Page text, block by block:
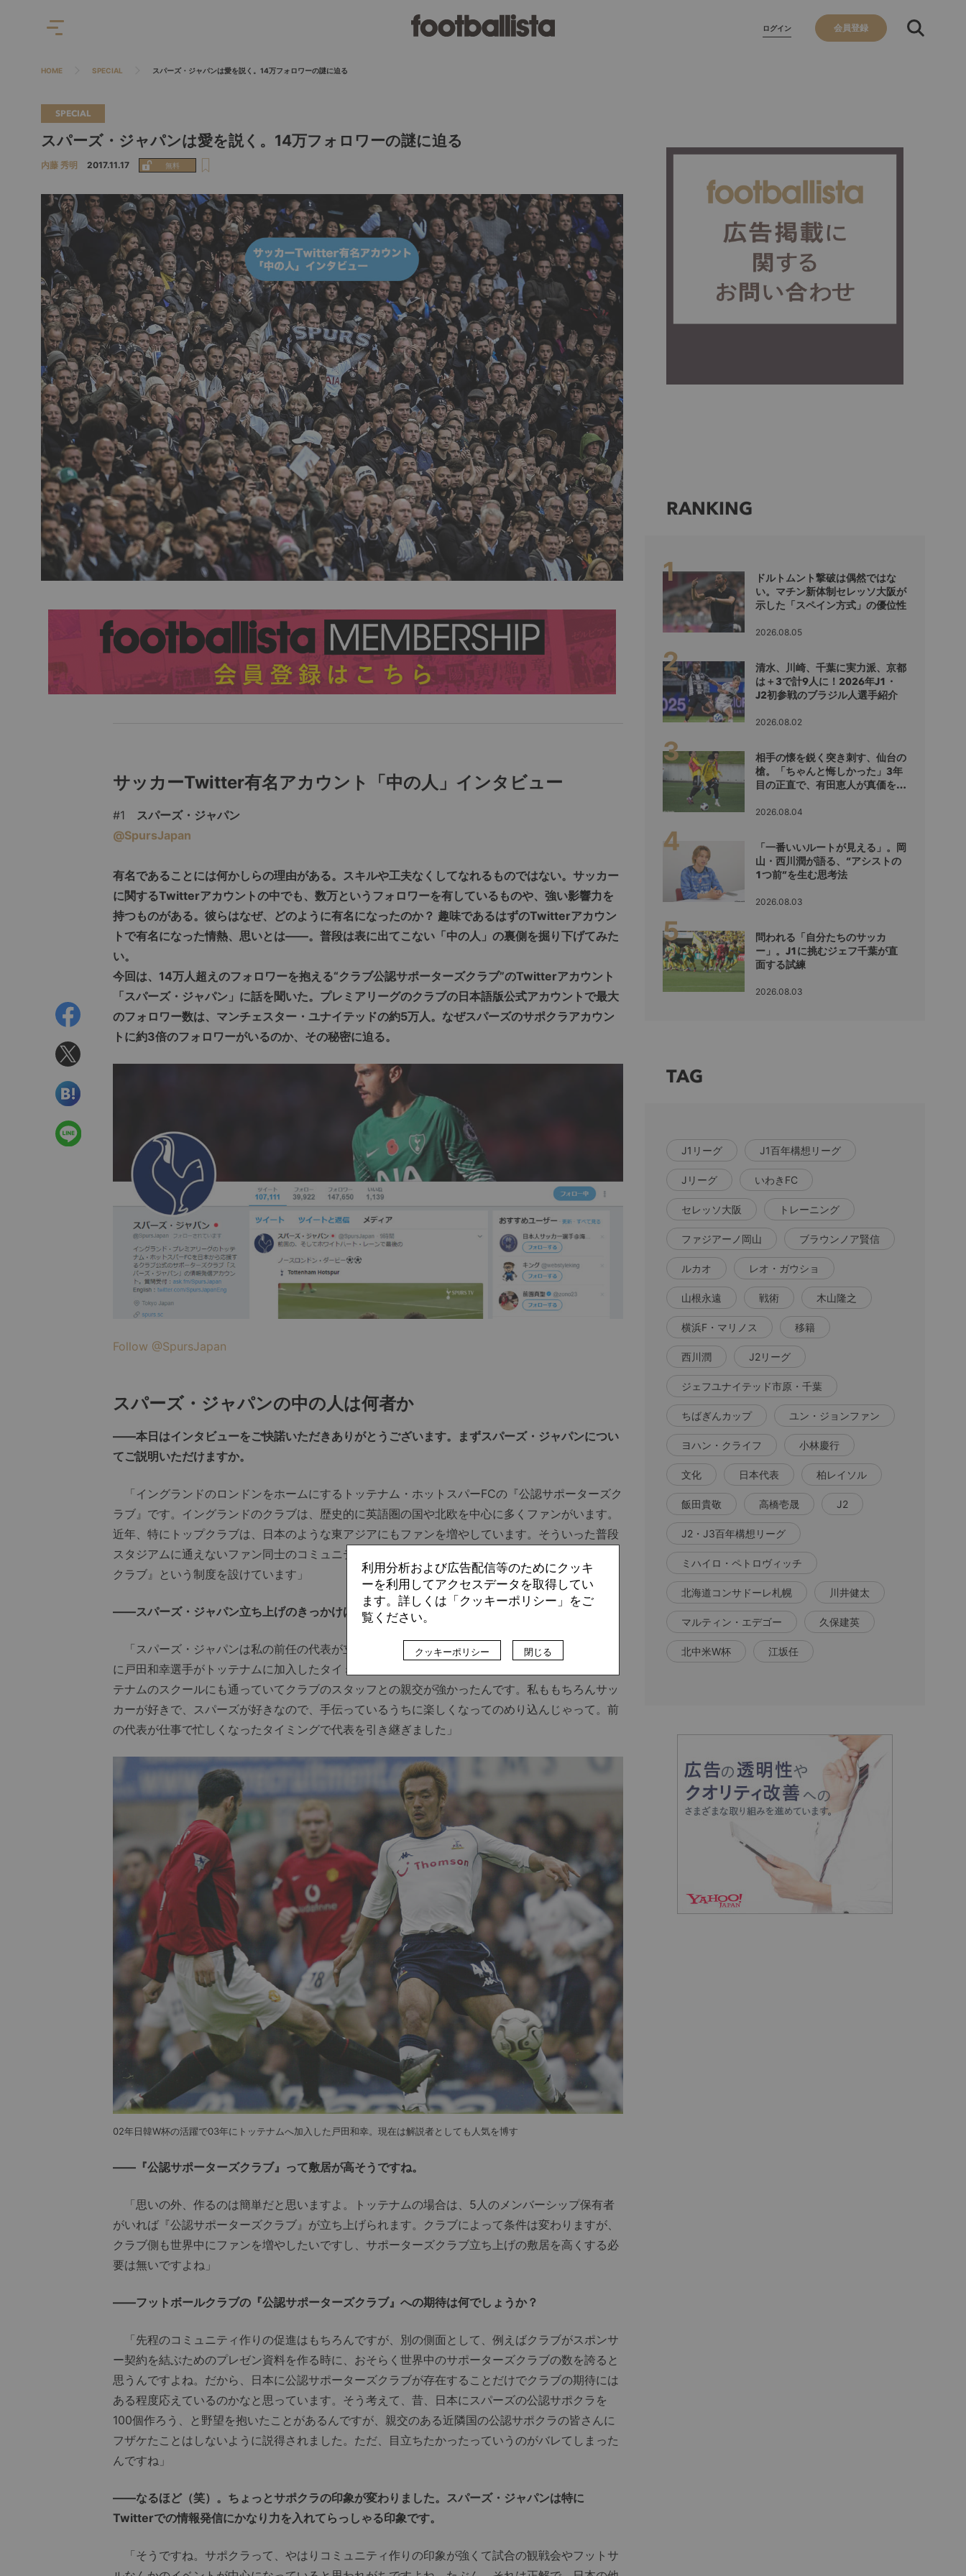
ログイン 会員登録
HOME SPECIAL スパーズ・ジャパンは愛を説く。14万フォロワーの謎に迫る
SPECIAL
スパーズ・ジャパンは愛を説く。14万フォロワーの謎に迫る
内藤 秀明 2017.11.17
サッカーTwitter有名アカウント「中の人」インタビュー
#1 スパーズ・ジャパン
@SpursJapan
有名であることには何かしらの理由がある。スキルや工夫なくしてなれるものではない。サッカー
に関するTwitterアカウントの中でも、数万というフォロワーを有しているものや、強い影響力を
持つものがある。彼らはなぜ、どのように有名になったのか？ 趣味であるはずのTwitterアカウン
トで有名になった情熱、思いとは――。普段は表に出てこない「中の人」の裏側を掘り下げてみた
い。
今回は、14万人超えのフォロワーを抱える“クラブ公認サポーターズクラブ”のTwitterアカウント
「スパーズ・ジャパン」に話を聞いた。プレミアリーグのクラブの日本語版公式アカウントで最大
のフォロワー数は、マンチェスター・ユナイテッドの約5万人。なぜスパーズのサポクラアカウン
トに約3倍のフォロワーがいるのか、その秘密に迫る。
Follow @SpursJapan
スパーズ・ジャパンの中の人は何者か
――本日はインタビューをご快諾いただきありがとうございます。まずスパーズ・ジャパンについ
てご説明いただけますか。
「イングランドのロンドンをホームにするトッテナム・ホットスパーFCの『公認サポーターズク
ラブ』です。イングランドのクラブは、歴史的に英語圏の国や北欧を中心に多くファンがいます。
近年、特にトップクラブは、日本のような東アジアにもファンを増やしています。そういった普段
スタジアムに通えないファン同士のコミュニティ形成を促すために、クラブが『公認サポーターズ
クラブ』という制度を設けています」
――スパーズ・ジャパン立ち上げのきっかけは？
「スパーズ・ジャパンは私の前任の代表が立ち上げたんですよ。2002年のワールドカップの後
に戸田和幸選手がトッテナムに加入したタイミングで。前任の代表はロンドン在住で幼少期にトッ
テナムのスクールにも通っていてクラブのスタッフとの親交が強かったんです。私ももちろんサッ
カーが好きで、スパーズが好きなので、手伝っているうちに楽しくなってのめり込んじゃって。前
の代表が仕事で忙しくなったタイミングで代表を引き継ぎました」
02年日韓W杯の活躍で03年にトッテナムへ加入した戸田和幸。現在は解説者としても人気を博す
――『公認サポーターズクラブ』って敷居が高そうですね。
「思いの外、作るのは簡単だと思いますよ。トッテナムの場合は、5人のメンバーシップ保有者
がいれば『公認サポーターズクラブ』が立ち上げられます。クラブによって条件は変わりますが、
クラブ側も世界中にファンを増やしたいですし、サポーターズクラブ立ち上げの敷居を高くする必
要は無いですよね」
――フットボールクラブの『公認サポーターズクラブ』への期待は何でしょうか？
「先程のコミュニティ作りの促進はもちろんですが、別の側面として、例えばクラブがスポンサ
ー契約を結ぶためのプレゼン資料を作る時に、おそらく世界中のサポーターズクラブの数を誇ると
思うんですよね。だから、日本に公認サポーターズクラブが存在することだけでクラブの期待には
ある程度応えているのかなと思っています。そう考えて、昔、日本にスパーズの公認サポクラを
100個作ろう、と野望を抱いたことがあるんですが、親交のある近隣国の公認サポクラの皆さんに
フザケたことはしないように説得されました。ただ、目立ちたかったっていうのがバレてしまった
んですね」
――なるほど（笑）。ちょっとサポクラの印象が変わりました。スパーズ・ジャパンは特に
Twitterでの情報発信にかなり力を入れてらっしゃる印象です。
「そうですね。サポクラって、やはりコミュニティ作りの印象が強くて試合の観戦会やフットサ
RANKING
ドルトムント撃破は偶然ではな
い。マチン新体制セレッソ大阪が
示した「スペイン方式」の優位性
2026.08.05
清水、川崎、千葉に実力派、京都
は＋3で計9人に！2026年J1・
J2初参戦のブラジル人選手紹介
2026.08.02
相手の懐を鋭く突き刺す、仙台の
槍。「ちゃんと悔しかった」3年
目の正直で、有田恵人が真価を示
2026.08.04
「一番いいルートが見える」。岡
山・西川潤が語る、“アシストの
1つ前”を生む思考法
2026.08.03
問われる「自分たちのサッカ
ー」。J1に挑むジェフ千葉が直
面する試練
2026.08.03
TAG
J1リーグ J1百年構想リーグ
Jリーグ いわきFC
セレッソ大阪 トレーニング
ファジアーノ岡山 ブラウンノア賢信
ルカオ レオ・ガウショ
山根永遠 戦術 木山隆之
横浜F・マリノス 移籍
西川潤 J2リーグ
ジェフユナイテッド市原・千葉
ちばぎんカップ ユン・ジョンファン
ヨハン・クライフ 小林慶行
文化 日本代表 柏レイソル
飯田貴敬 高橋壱晟 J2
J2・J3百年構想リーグ
ミハイロ・ペトロヴィッチ
北海道コンサドーレ札幌 川井健太
マルティン・エデゴー 久保建英
北中米W杯 江坂任
利用分析および広告配信等のためにクッキ
ーを利用してアクセスデータを取得してい
ます。詳しくは「クッキーポリシー」をご
覧ください。
クッキーポリシー 閉じる